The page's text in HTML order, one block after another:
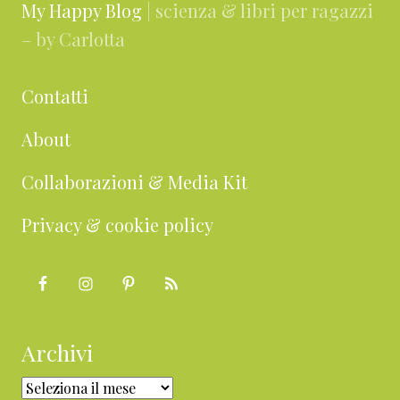
My Happy Blog | scienza & libri per ragazzi
– by Carlotta
Contatti
About
Collaborazioni & Media Kit
Privacy & cookie policy
Archivi
Archivi